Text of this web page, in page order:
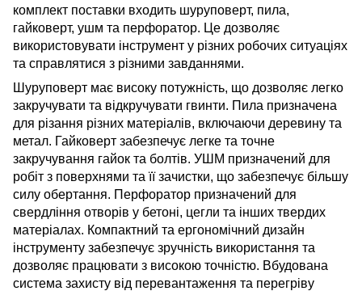
комплект поставки входить шуруповерт, пила,
гайковерт, ушм та перфоратор. Це дозволяє
використовувати інструмент у різних робочих ситуаціях
та справлятися з різними завданнями.
Шуруповерт має високу потужність, що дозволяє легко
закручувати та відкручувати гвинти. Пила призначена
для різання різних матеріалів, включаючи деревину та
метал. Гайковерт забезпечує легке та точне
закручування гайок та болтів. УШМ призначений для
робіт з поверхнями та її зачистки, що забезпечує більшу
силу обертання. Перфоратор призначений для
свердління отворів у бетоні, цегли та інших твердих
матеріалах. Компактний та ергономічний дизайн
інструменту забезпечує зручність використання та
дозволяє працювати з високою точністю. Вбудована
система захисту від перевантаження та перегріву